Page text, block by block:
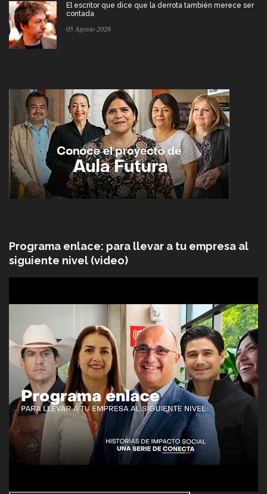
El escritor que dice que la derrota también merece ser
contada
05 Agosto 2026
Programa enlace: para llevar a tu empresa al
siguiente nivel (video)